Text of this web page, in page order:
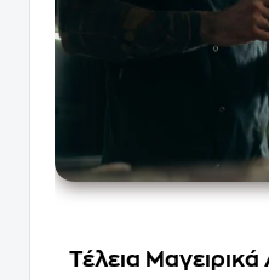
Τέλεια